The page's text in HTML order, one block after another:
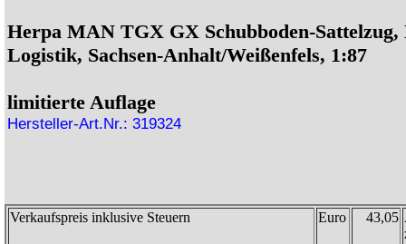
Herpa MAN TGX GX Schubboden-Sattelzug,
Logistik, Sachsen-Anhalt/Weißenfels, 1:87
limitierte Auflage
Hersteller-Art.Nr.: 319324
Verkaufspreis inklusive Steuern Euro 43,05